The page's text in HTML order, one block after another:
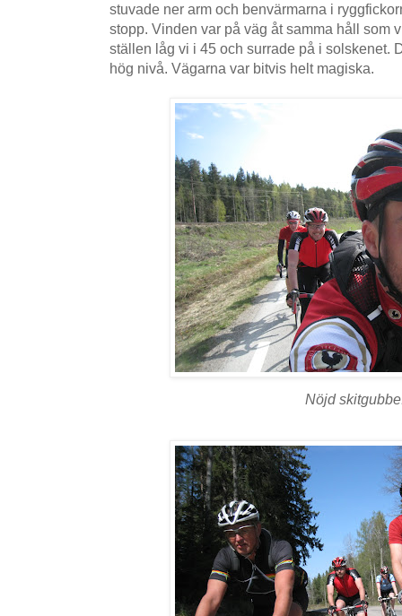
stuvade ner arm och benvärmarna i
stopp. Vinden var på väg åt samma håll som
ställen låg vi i 45 och surrade på i solskenet.
hög nivå. Vägarna var bitvis helt magiska.
Nöjd